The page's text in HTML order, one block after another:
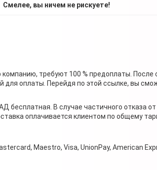
Смелее, вы ничем не рискуете!
требуют 100 % предоплаты.
для оплаты. Перейдя по этой ссылке, вы
бесплатная. В случае частичного отказа
оплачивается клиентом по общему
Maestro, Visa, UnionPay, American